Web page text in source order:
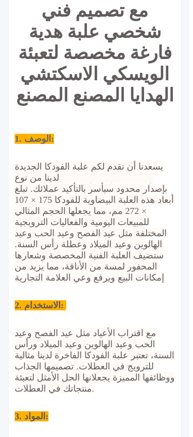
مع تصميم فني
شخصي علبة هدية
فارغة مخصصة لتعبئة
الويسكي الاسكتشي
الهدايا المصنع المصنع
1. الوصف:
يسعدنا أن نقدم لكم علبة الفودكا الجديدة
لدينا من نوع VSOP، وهي تصميم فاخر
بإصدار محدود سيأسر بالتأكيد عملائك. تبلغ
أبعاد هذه العلبة البيضاوية للفودكا 175 × 107
× 272 مم، مما يجعلها الحجم المثالي
للمبيعات اليومية والفعاليات الترويجية
المختلفة مثل عيد الفصح وعيد الحب وعيد
الهالوين وعيد الميلاد وعطلة رأس السنة.
ستضيف العلبة الفنية المخصصة وشعارها
المحفور لمسة من الأناقة، مما يزيد من
إمكانات البيع ويرفع وعي العلامة التجارية
2. الاستخدام:
مع اقتراب الأعياد مثل عيد الفصح وعيد
الحب وعيد الهالوين وعيد الميلاد ورأس
السنة، تعتبر علبة الفودكا الفاخرة لدينا مثالية
للترويج في العطلات. تصميمها الجذاب
ووظائفها المميزة يجعلانها الحل الأمثل لتعبئة
منتجاتك في العطلات.
3. المواد: